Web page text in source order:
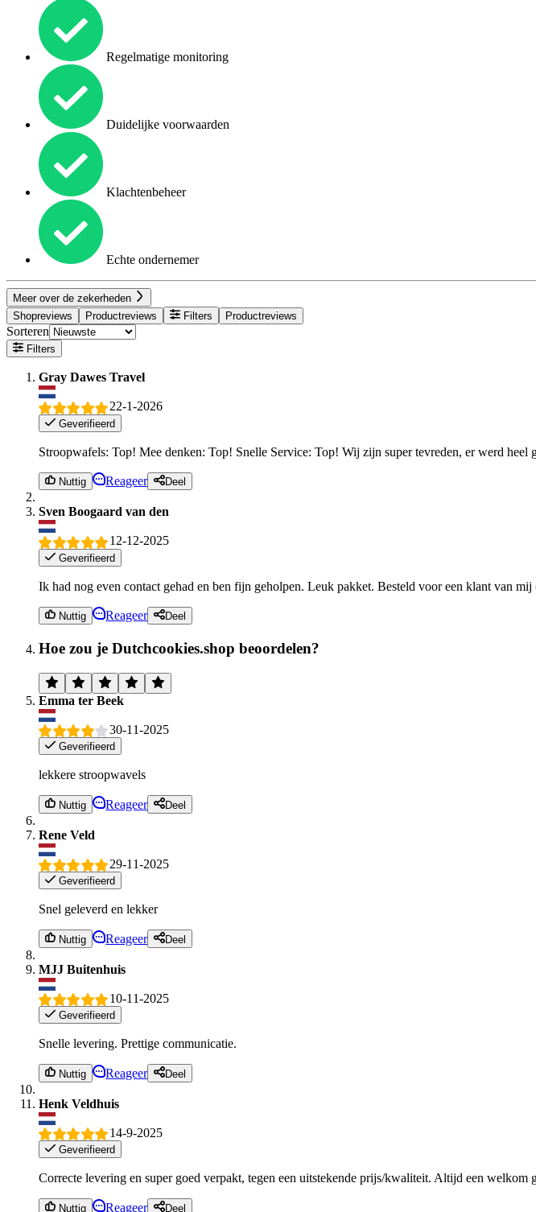
Regelmatige monitoring
Duidelijke voorwaarden
Klachtenbeheer
Echte ondernemer
Meer over de zekerheden
Shopreviews
Productreviews Filters Productreviews
Sorteren
Filters
Gray Dawes Travel
22-1-2026
Geverifieerd
Stroopwafels: Top! Mee denken: Top! Snelle Service: Top! Wij zijn super tevreden, er werd
Nuttig Reageer Deel
Sven Boogaard van den
12-12-2025
Geverifieerd
Ik had nog even contact gehad en ben fijn geholpen. Leuk pakket. Besteld voor een klant van
Nuttig Reageer Deel
Hoe zou je Dutchcookies.shop beoordelen?
Emma ter Beek
30-11-2025
Geverifieerd
lekkere stroopwavels
Nuttig Reageer Deel
Rene Veld
29-11-2025
Geverifieerd
Snel geleverd en lekker
Nuttig Reageer Deel
MJJ Buitenhuis
10-11-2025
Geverifieerd
Snelle levering. Prettige communicatie.
Nuttig Reageer Deel
Henk Veldhuis
14-9-2025
Geverifieerd
Correcte levering en super goed verpakt, tegen een uitstekende prijs/kwaliteit. Altijd een welkom
Nuttig Reageer Deel